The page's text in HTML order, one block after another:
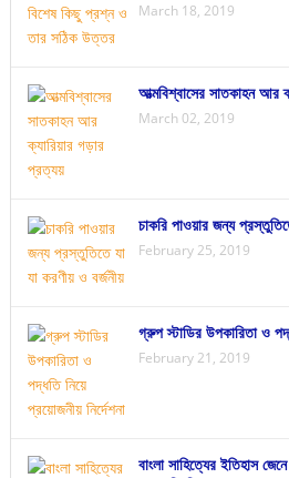
March 18, 2019
আত্মবিশ্বাসের সাতকাহন আর
March 02, 2019
চাকরি পাওয়ার জন্য
February 25, 2019
গ্রুপ স্টাডির উপকারিতা ও
February 21, 2019
বাংলা সাহিত্যের ইতিহাস